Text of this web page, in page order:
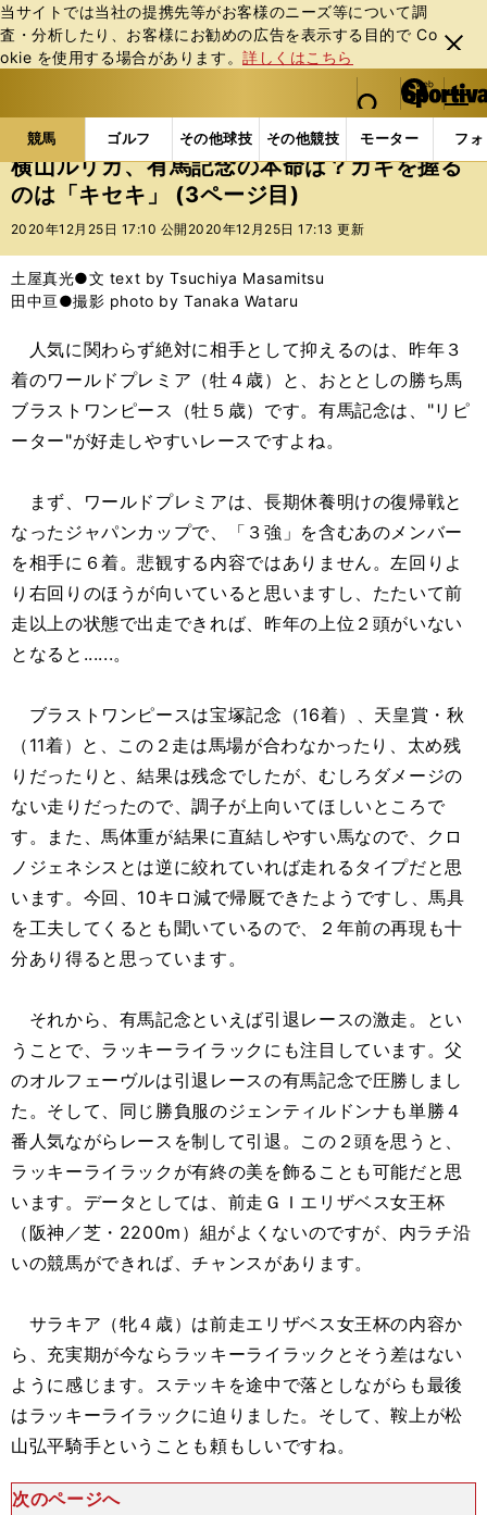
当サイトでは当社の提携先等がお客様のニーズ等について調
査・分析したり、お客様にお勧めの広告を表⽰する⽬的で Co
okie を使⽤する場合があります。詳しくはこちら
閉じ
る
web Sportiva (webスポルティーバ)
検索
マイペ
ー
ジ
メニュ
競馬 ゴルフ その他球技 その他競技 モーター フ
b
ス
ポ
ル
バ
競馬の記事一覧 競馬 横山ルリカ、有馬記念の本命
横山ルリカ、有馬記念の本命は？カギを握る
のは「キセキ」 (3ページ目)
2020年12月25日 17:10 公開 2020年12月25日 17:13 更新
土屋真光●文 text by Tsuchiya Masamitsu
田中亘●撮影 photo by Tanaka Wataru
人気に関わらず絶対に相手として抑えるのは、昨年３
着のワールドプレミア（牡４歳）と、おととしの勝ち馬
ブラストワンピース（牡５歳）です。有馬記念は、"リピ
ーター"が好走しやすいレースですよね。
まず、ワールドプレミアは、長期休養明けの復帰戦と
なったジャパンカップで、「３強」を含むあのメンバー
を相手に６着。悲観する内容ではありません。左回りよ
り右回りのほうが向いていると思いますし、たたいて前
走以上の状態で出走できれば、昨年の上位２頭がいない
となると......。
ブラストワンピースは宝塚記念（16着）、天皇賞・秋
（11着）と、この２走は馬場が合わなかったり、太め残
りだったりと、結果は残念でしたが、むしろダメージの
ない走りだったので、調子が上向いてほしいところで
す。また、馬体重が結果に直結しやすい馬なので、クロ
ノジェネシスとは逆に絞れていれば走れるタイプだと思
います。今回、10キロ減で帰厩できたようですし、馬具
を工夫してくるとも聞いているので、２年前の再現も十
分あり得ると思っています。
それから、有馬記念といえば引退レースの激走。とい
うことで、ラッキーライラックにも注目しています。父
のオルフェーヴルは引退レースの有馬記念で圧勝しまし
た。そして、同じ勝負服のジェンティルドンナも単勝４
番人気ながらレースを制して引退。この２頭を思うと、
ラッキーライラックが有終の美を飾ることも可能だと思
います。データとしては、前走ＧＩエリザベス女王杯
（阪神／芝・2200m）組がよくないのですが、内ラチ沿
いの競馬ができれば、チャンスがあります。
サラキア（牝４歳）は前走エリザベス女王杯の内容か
ら、充実期が今ならラッキーライラックとそう差はない
ように感じます。ステッキを途中で落としながらも最後
はラッキーライラックに迫りました。そして、鞍上が松
山弘平騎手ということも頼もしいですね。
次のページへ